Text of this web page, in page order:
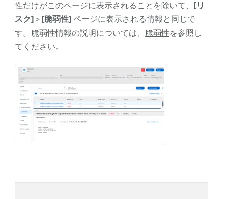
性だけがこのページに表示されることを除いて、 [リ
スク]> [脆弱性]ページに表示される情報と同じで
す。脆弱性情報の説明については、 脆弱性を参照し
てください。